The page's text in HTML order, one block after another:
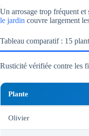
Un arrosage trop fréquent et
le jardin couvre largement
Tableau comparatif : 15
Rusticité vérifiée contre les
Plante
Olivier